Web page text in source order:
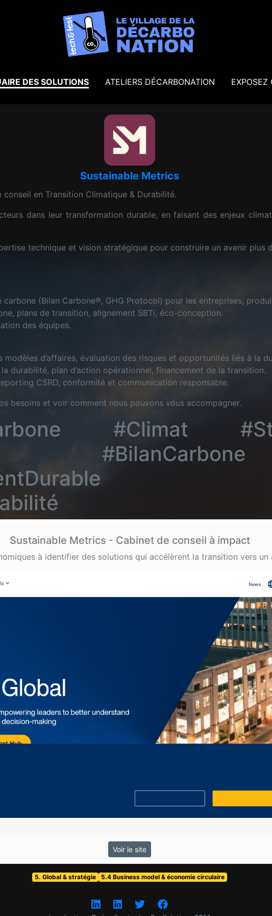
DES SOLUTIONS ATELIERS DÉCARBONATION EXPOSEZ
Sustainable Metrics
en Transition Climatique & Durabilité.
dans leur transformation durable, en faisant des enjeux
technique et vision stratégique pour construire un avenir plus
(Bilan Carbone®, GHG Protocol) pour les entreprises,
plans de transition, alignement SBTi, éco-conception.
des équipes.
modèles d’affaires, évaluation des risques et opportunités liés à la
durabilité, plan d’action opérationnel, financement de la transition.
CSRD, conformité et communication responsable.
besoins et voir comment nous pouvons vous accompagner.
#Climat
Sustainable Metrics - Cabinet de conseil à impact
à identifier des solutions qui accélèrent la transition vers
Voir le site
5. Global & stratégie 5.4 Business model & économie circulaire